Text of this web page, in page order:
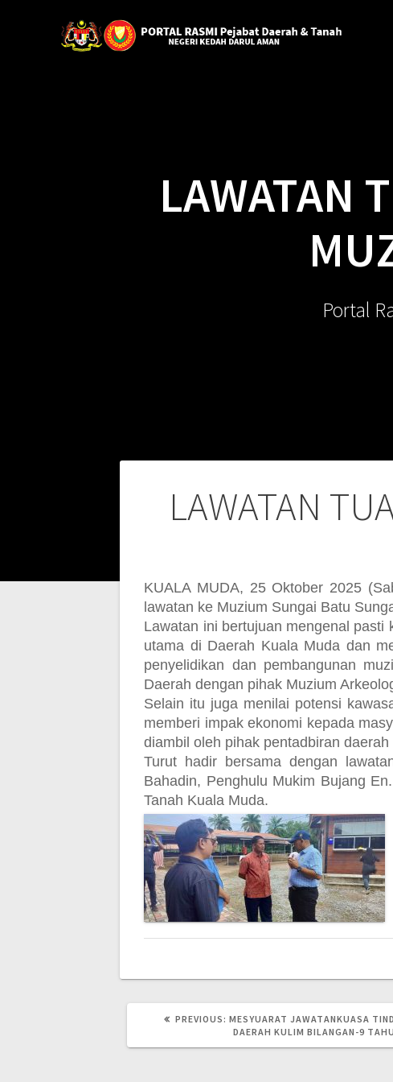
LAWATAN
Portal
LAWATAN
KUALA MUDA, 25 Oktober 2025
lawatan ke Muzium Sungai Batu
Lawatan ini bertujuan mengenal pasti
utama di Daerah Kuala Muda dan
penyelidikan dan pembangunan
Daerah dengan pihak Muzium
Selain itu juga menilai potensi
memberi impak ekonomi kepada
diambil oleh pihak pentadbiran
Turut hadir bersama dengan
Bahadin, Penghulu Mukim Bujang
Tanah Kuala Muda.
Post
PREVIOUS: PREVIOUS
POST:
MESYUARAT JAWATANKUASA
DAERAH KULIM BILANGAN-9